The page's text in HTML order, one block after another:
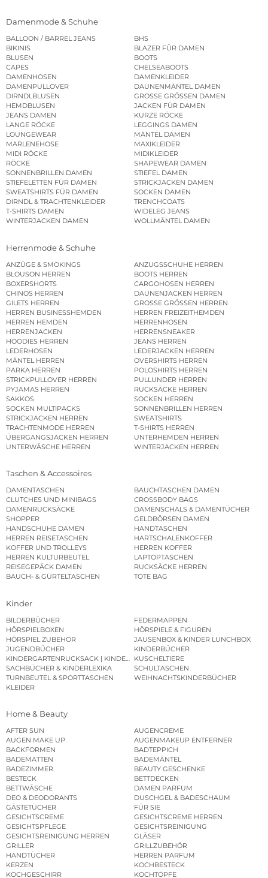
Damenmode & Schuhe
BALLOON / BARREL JEANS
BHS
BIKINIS
BLAZER FÜR DAMEN
BLUSEN
BOOTS
CAPES
CHELSEABOOTS
DAMENHOSEN
DAMENKLEIDER
DAMENPULLOVER
DAUNENMÄNTEL DAMEN
DIRNDLBLUSEN
GROSSE GRÖSSEN DAMEN
HEMDBLUSEN
JACKEN FÜR DAMEN
JEANS DAMEN
KURZE RÖCKE
LANGE RÖCKE
LEGGINGS DAMEN
LOUNGEWEAR
MÄNTEL DAMEN
MARLENEHOSE
MAXIKLEIDER
MIDI RÖCKE
MIDIKLEIDER
RÖCKE
SHAPEWEAR DAMEN
SONNENBRILLEN DAMEN
STIEFEL DAMEN
STIEFELETTEN FÜR DAMEN
STRICKJACKEN DAMEN
SWEATSHIRTS FÜR DAMEN
SOCKEN DAMEN
DIRNDL & TRACHTENKLEIDER
TRENCHCOATS
T-SHIRTS DAMEN
WIDELEG JEANS
WINTERJACKEN DAMEN
WOLLMÄNTEL DAMEN
Herrenmode & Schuhe
ANZÜGE & SMOKINGS
ANZUGSSCHUHE HERREN
BLOUSON HERREN
BOOTS HERREN
BOXERSHORTS
CARGOHOSEN HERREN
CHINOS HERREN
DAUNENJACKEN HERREN
GILETS HERREN
GROSSE GRÖSSEN HERREN
HERREN BUSINESSHEMDEN
HERREN FREIZEITHEMDEN
HERREN HEMDEN
HERRENHOSEN
HERRENJACKEN
HERRENSNEAKER
HOODIES HERREN
JEANS HERREN
LEDERHOSEN
LEDERJACKEN HERREN
MÄNTEL HERREN
OVERSHIRTS HERREN
PARKA HERREN
POLOSHIRTS HERREN
STRICKPULLOVER HERREN
PULLUNDER HERREN
PYJAMAS HERREN
RUCKSÄCKE HERREN
SAKKOS
SOCKEN HERREN
SOCKEN MULTIPACKS
SONNENBRILLEN HERREN
STRICKJACKEN HERREN
SWEATSHIRTS
TRACHTENMODE HERREN
T-SHIRTS HERREN
ÜBERGANGSJACKEN HERREN
UNTERHEMDEN HERREN
UNTERWÄSCHE HERREN
WINTERJACKEN HERREN
Taschen & Accessoires
DAMENTASCHEN
BAUCHTASCHEN DAMEN
CLUTCHES UND MINIBAGS
CROSSBODY BAGS
DAMENRUCKSÄCKE
DAMENSCHALS & DAMENTÜCHER
SHOPPER
GELDBÖRSEN DAMEN
HANDSCHUHE DAMEN
HANDTASCHEN
HERREN REISETASCHEN
HARTSCHALENKOFFER
KOFFER UND TROLLEYS
HERREN KOFFER
HERREN KULTURBEUTEL
LAPTOPTASCHEN
REISEGEPÄCK DAMEN
RUCKSÄCKE HERREN
BAUCH- & GÜRTELTASCHEN
TOTE BAG
Kinder
BILDERBÜCHER
FEDERMAPPEN
HÖRSPIELBOXEN
HÖRSPIELE & FIGUREN
HÖRSPIEL ZUBEHÖR
JAUSENBOX & KINDER LUNCHBOX
JUGENDBÜCHER
KINDERBÜCHER
KINDERGARTENRUCKSACK | KINDERGARTENBEUTEL
KUSCHELTIERE
SACHBÜCHER & KINDERLEXIKA
SCHULTASCHEN
TURNBEUTEL & SPORTTASCHEN
WEIHNACHTSKINDERBÜCHER
KLEIDER
Home & Beauty
AFTER SUN
AUGENCREME
AUGEN MAKE UP
AUGENMAKEUP ENTFERNER
BACKFORMEN
BADTEPPICH
BADEMATTEN
BADEMÄNTEL
BADEZIMMER
BEAUTY GESCHENKE
BESTECK
BETTDECKEN
BETTWÄSCHE
DAMEN PARFUM
DEO & DEODORANTS
DUSCHGEL & BADESCHAUM
GÄSTETÜCHER
FÜR SIE
GESICHTSCREME
GESICHTSCREME HERREN
GESICHTSPFLEGE
GESICHTSREINIGUNG
GESICHTSREINIGUNG HERREN
GLÄSER
GRILLER
GRILLZUBEHÖR
HANDTÜCHER
HERREN PARFUM
KERZEN
KOCHBESTECK
KOCHGESCHIRR
KOCHTÖPFE